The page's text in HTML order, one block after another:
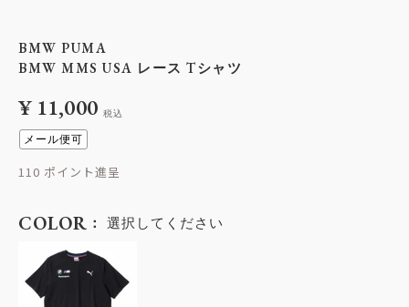
BMW PUMA
BMW MMS USA レース Tシャツ
¥ 11,000 税込
メール便可
110
COLOR 選択してください